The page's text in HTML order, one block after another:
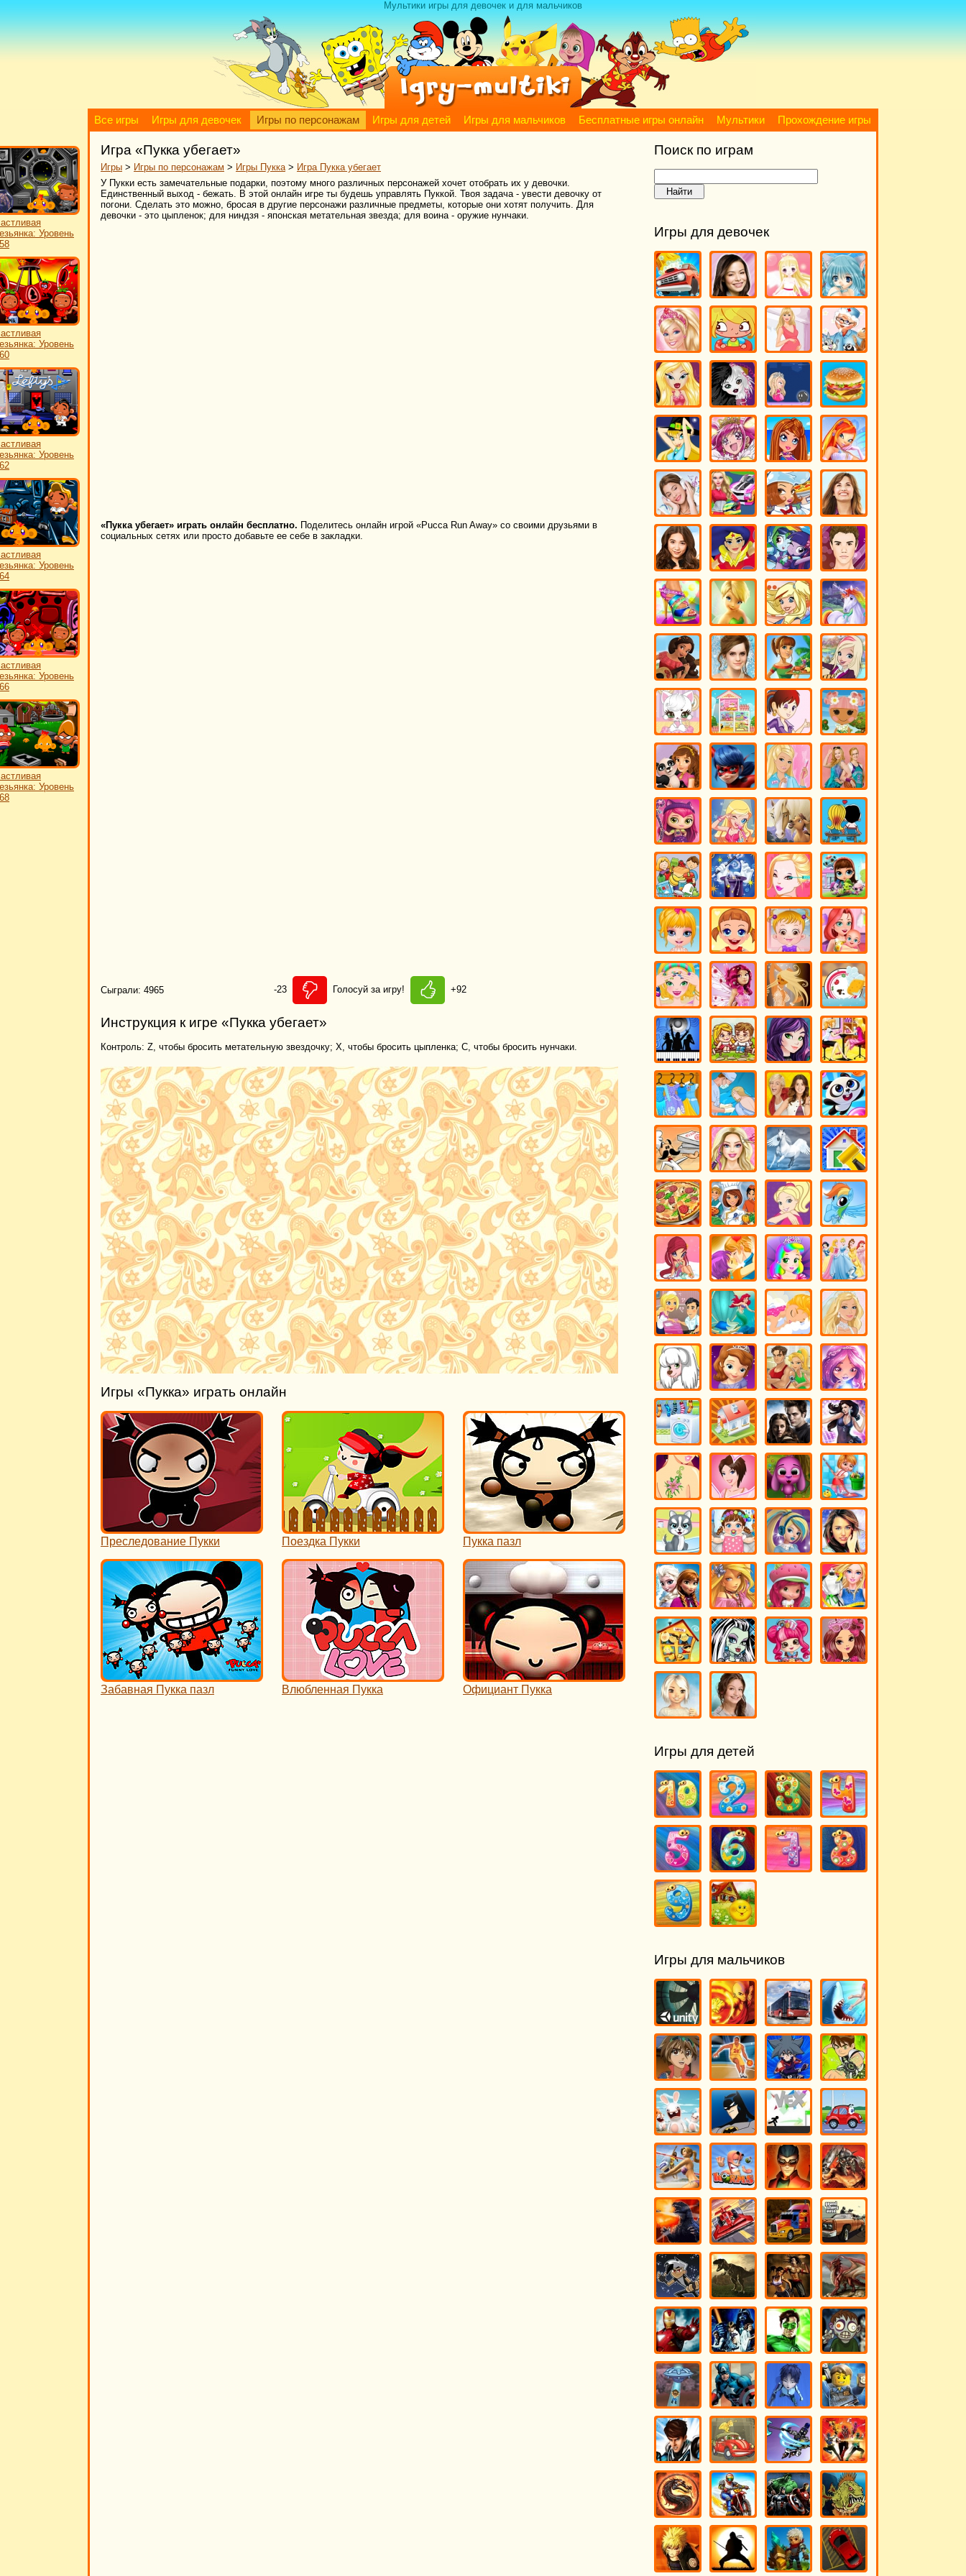
Мультики игры для девочек и для мальчиков
Все игры Игры для девочек Игры по персонажам Игры для детей Игры для мальчиков Бесплатные игры онлайн Мультики Прохождение игры
Уровень
Уровень
Уровень
Уровень
Уровень
Уровень
Игра «Пукка убегает»
Игры > Игры по персонажам > Игры Пукка> Игра Пукка убегает
У Пукки есть замечательные подарки, поэтому много различных персонажей хочет отобрать их у девочки.
Единственный выход - бежать. В этой онлайн игре ты будешь управлять Пуккой. Твоя задача - увести девочку от
погони. Сделать это можно, бросая в другие персонажи различные предметы, которые они хотят получить. Для
девочки - это цыпленок; для ниндзя - японская метательная звезда; для воина - оружие нунчаки.
«Пукка убегает» играть онлайн бесплатно. Поделитесь онлайн игрой «Pucca Run Away» со своими друзьями в
социальных сетях или просто добавьте ее себе в закладки.
Сыграли: 4965 -23 Голосуй за игру! +92
Инструкция к игре «Пукка убегает»
Контроль: Z, чтобы бросить метательную звездочку; X, чтобы бросить цыпленка; C, чтобы бросить нунчаки.
Игры «Пукка» играть онлайн
Преследование Пукки Поездка Пукки Пукка пазл
Забавная Пукка пазл Влюбленная Пукка Официант Пукка
Поиск по играм
Игры для девочек
Игры для детей
Игры для мальчиков